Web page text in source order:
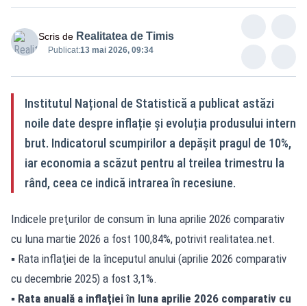
Scris de Realitatea de Timis
Publicat:13 mai 2026, 09:34
Institutul Național de Statistică a publicat astăzi
noile date despre inflație și evoluția produsului intern
brut. Indicatorul scumpirilor a depășit pragul de 10%,
iar economia a scăzut pentru al treilea trimestru la
rând, ceea ce indică intrarea în recesiune.
Indicele preţurilor de consum în luna aprilie 2026 comparativ
cu luna martie 2026 a fost 100,84%, potrivit realitatea.net.
▪ Rata inflaţiei de la începutul anului (aprilie 2026 comparativ
cu decembrie 2025) a fost 3,1%.
▪ Rata anuală a inflaţiei în luna aprilie 2026 comparativ cu